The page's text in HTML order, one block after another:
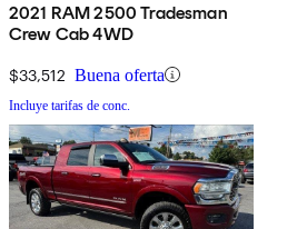
2021 RAM 2500 Tradesman
Crew Cab 4WD
$33,512 Buena oferta
Incluye tarifas de conc.